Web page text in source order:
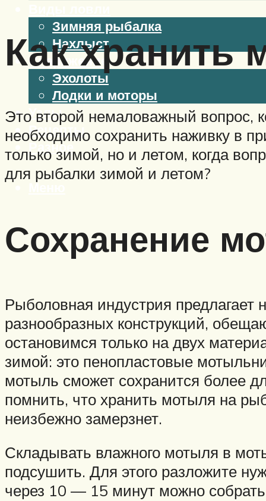
Зимняя рыбалка
Нахлыст
Снаряжение
Эхолоты
Лодки и моторы
Узлы
Рецепты
Разное
Меню
Как хранить
Это второй немаловажный вопрос,
необходимо сохранить наживку в
только зимой, но и летом, когда
для рыбалки зимой и летом?
Сохранение
Рыболовная индустрия
разнообразных конструкций,
остановимся только на двух
зимой: это пенопластовые
мотыль сможет сохранится более
помнить, что хранить мотыля на
неизбежно замерзнет.
Складывать влажного мотыля в
подсушить. Для этого разложите
через 10 — 15 минут можно собрать